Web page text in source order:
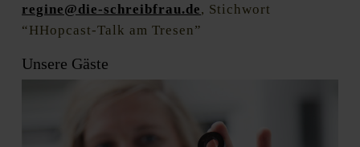
regine@die-schreibfrau.de, Stichwort
“HHopcast-Talk am Tresen”
Unsere Gäste